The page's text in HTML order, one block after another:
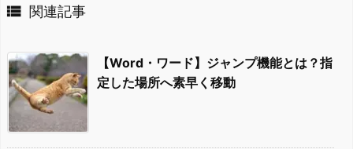
 関連記事
【Word・ワード】ジャンプ機能とは？指
定した場所へ素早く移動